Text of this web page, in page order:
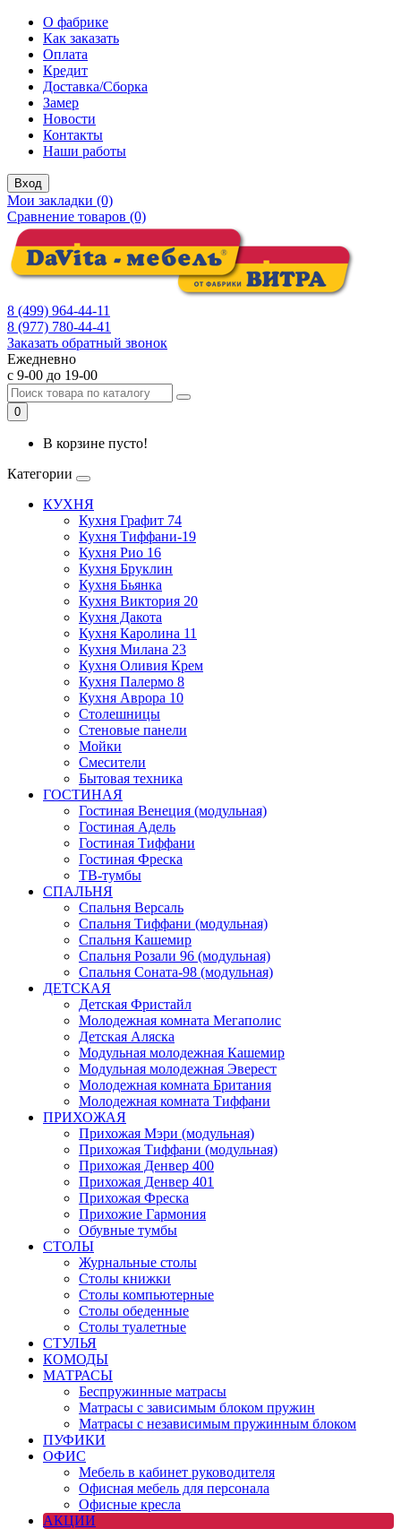
О фабрике
Как заказать
Оплата
Кредит
Доставка/Сборка
Замер
Новости
Контакты
Наши работы
Вход
Мои закладки (0)
Сравнение товаров (0)
8 (499) 964-44-11
8 (977) 780-44-41
Заказать обратный звонок
Ежедневно
с 9-00 до 19-00
0
В корзине пусто!
Категории
КУХНЯ
Кухня Графит 74
Кухня Тиффани-19
Кухня Рио 16
Кухня Бруклин
Кухня Бьянка
Кухня Виктория 20
Кухня Дакота
Кухня Каролина 11
Кухня Милана 23
Кухня Оливия Крем
Кухня Палермо 8
Кухня Аврора 10
Столешницы
Стеновые панели
Мойки
Смесители
Бытовая техника
ГОСТИНАЯ
Гостиная Венеция (модульная)
Гостиная Адель
Гостиная Тиффани
Гостиная Фреска
ТВ-тумбы
СПАЛЬНЯ
Спальня Версаль
Спальня Тиффани (модульная)
Спальня Кашемир
Спальня Розали 96 (модульная)
Спальня Соната-98 (модульная)
ДЕТСКАЯ
Детская Фристайл
Молодежная комната Мегаполис
Детская Аляска
Модульная молодежная Кашемир
Модульная молодежная Эверест
Молодежная комната Британия
Молодежная комната Тиффани
ПРИХОЖАЯ
Прихожая Мэри (модульная)
Прихожая Тиффани (модульная)
Прихожая Денвер 400
Прихожая Денвер 401
Прихожая Фреска
Прихожие Гармония
Обувные тумбы
СТОЛЫ
Журнальные столы
Столы книжки
Столы компьютерные
Столы обеденные
Столы туалетные
СТУЛЬЯ
КОМОДЫ
МАТРАСЫ
Беспружинные матрасы
Матрасы с зависимым блоком пружин
Матрасы с независимым пружинным блоком
ПУФИКИ
ОФИС
Мебель в кабинет руководителя
Офисная мебель для персонала
Офисные кресла
АКЦИИ